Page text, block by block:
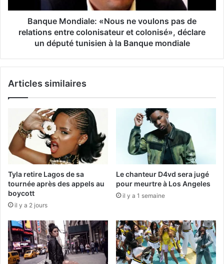
Banque Mondiale: «Nous ne voulons pas de
relations entre colonisateur et colonisé», déclare
un député tunisien à la Banque mondiale
Articles similaires
Tyla retire Lagos de sa
tournée après des appels au
boycott
il y a 2 jours
Le chanteur D4vd sera jugé
pour meurtre à Los Angeles
il y a 1 semaine